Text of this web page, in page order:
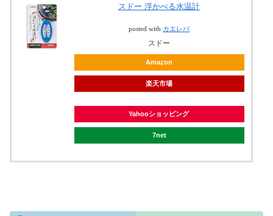
スドー 浮かべる水温計
posted with カエレバ
スドー
Amazon
楽天市場
Yahooショッピング
7net